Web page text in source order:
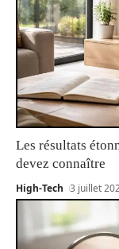
Les résultats
devez connaître
High-Tech 3 juillet